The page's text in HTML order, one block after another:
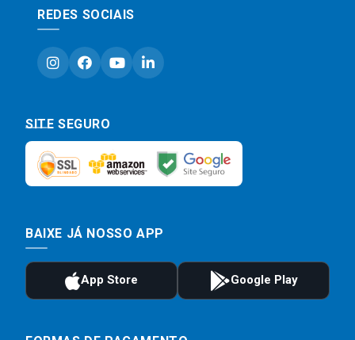
REDES SOCIAIS
SITE SEGURO
BAIXE JÁ NOSSO APP